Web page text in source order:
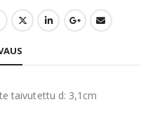
taivutettu d: 3,1cm